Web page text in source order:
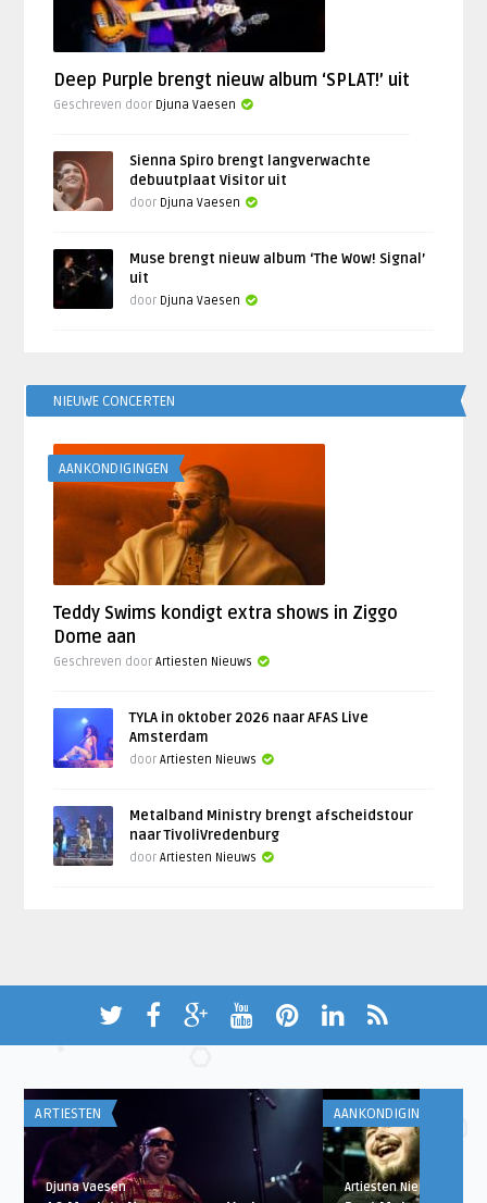
Deep Purple brengt nieuw album ‘SPLAT!’ uit
Geschreven door Djuna Vaesen
Sienna Spiro brengt langverwachte
debuutplaat Visitor uit
door Djuna Vaesen
Muse brengt nieuw album ‘The Wow! Signal’
uit
door Djuna Vaesen
NIEUWE CONCERTEN
AANKONDIGINGEN
Teddy Swims kondigt extra shows in Ziggo
Dome aan
Geschreven doorArtiesten Nieuws
TYLA in oktober 2026 naar AFAS Live
Amsterdam
doorArtiesten Nieuws
Metalband Ministry brengt afscheidstour
naar TivoliVredenburg
doorArtiesten Nieuws
ARTIESTEN
Djuna Vaesen
AANKONDIGINGEN
Artiesten Nieuws